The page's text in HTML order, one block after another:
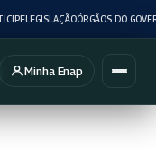
LEGISLAÇÃOÓRGÃOS DO
Minha Enap